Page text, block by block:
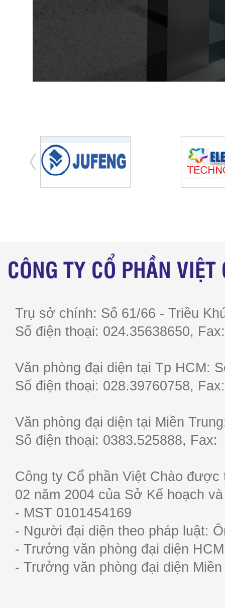
CÔNG TY CỔ PHẦN VIỆT
Trụ sở chính: Số 61/66 - Triều
Số điện thoại: 024.35638650,
Văn phòng đại diện tại Tp HCM:
Số điện thoại: 028.39760758,
Văn phòng đại diện tại Miền
Số điện thoại: 0383.525888,
Công ty Cổ phần Việt Chào được
02 năm 2004 của Sở Kế hoạch
- MST 0101454169
- Người đại diện theo pháp luật:
- Trưởng văn phòng đại diện
- Trưởng văn phòng đại diện